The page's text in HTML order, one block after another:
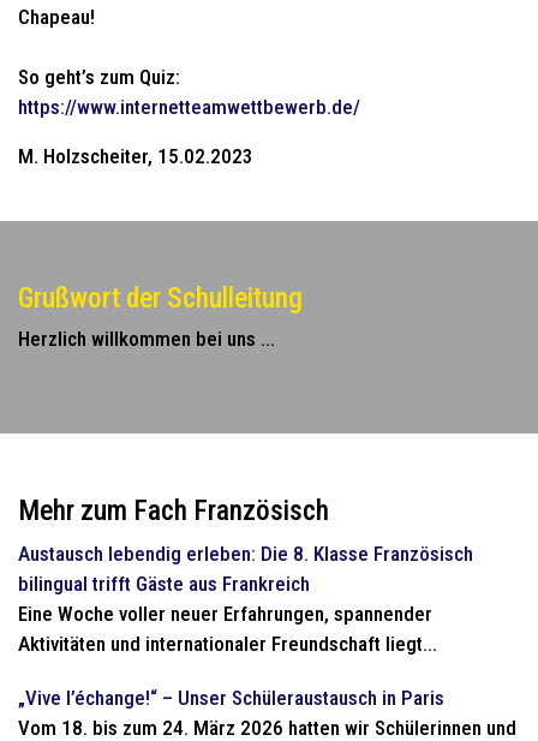
Chapeau!
So geht’s zum Quiz:
https://www.internetteamwettbewerb.de/
M. Holzscheiter, 15.02.2023
Grußwort der Schulleitung
Herzlich willkommen bei uns ...
Mehr zum Fach Französisch
Austausch lebendig erleben: Die 8. Klasse Französisch
bilingual trifft Gäste aus Frankreich
Eine Woche voller neuer Erfahrungen, spannender
Aktivitäten und internationaler Freundschaft liegt...
„Vive l’échange!“ – Unser Schüleraustausch in Paris
Vom 18. bis zum 24. März 2026 hatten wir Schülerinnen und